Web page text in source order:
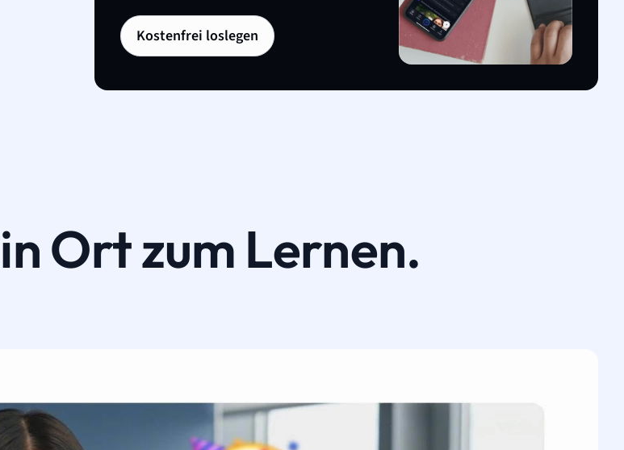
Kostenfrei loslegen
Ort zum Lernen.